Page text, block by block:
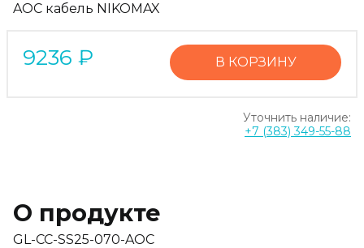
AOC кабель NIKOMAX
9236 ₽ В КОРЗИНУ
Уточнить наличие:
+7 (383) 349-55-88
О продукте
GL-CC-SS25-070-AOC